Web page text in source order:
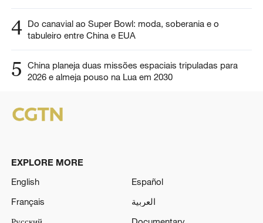
4 Do canavial ao Super Bowl: moda, soberania e o
tabuleiro entre China e EUA
5
China planeja duas missões espaciais tripuladas para
2026 e almeja pouso na Lua em 2030
EXPLORE MORE
English
Español
Français
العربية